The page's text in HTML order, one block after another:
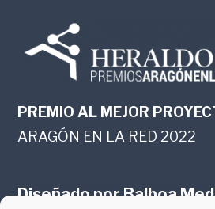
PREMIO AL MEJOR
ARAGÓN EN LA RED 2022
Diseñado porBalboa